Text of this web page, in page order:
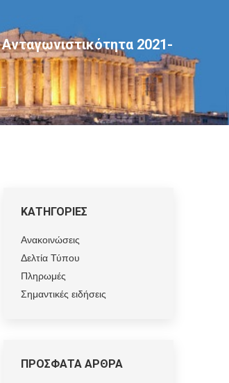
2021-
ΚΑΤΗΓΟΡΙΕΣ
Ανακοινώσεις
Δελτία Τύπου
Πληρωμές
Σημαντικές ειδήσεις
ΠΡΟΣΦΑΤΑ ΑΡΘΡΑ